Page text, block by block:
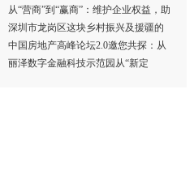
资产合规归企，
从“营商”到“赢商”：维护企业权益，助
力产业强
深圳市龙岗区这块乡村振兴及援疆的
基地将被拆完，
中国房地产高峰论坛2.0邀您共探：从
好房子到好生态
丽泽数字金融科技示范园从“新定